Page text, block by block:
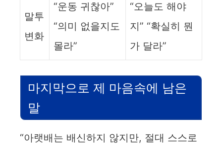
말투
변화
“운동 귀찮아”
“의미 없을지도
몰라”
“오늘도 해야
지” “확실히 뭔
가 달라”
마지막으로 제 마음속에 남은
말
“아랫배는 배신하지 않지만, 절대 스스로